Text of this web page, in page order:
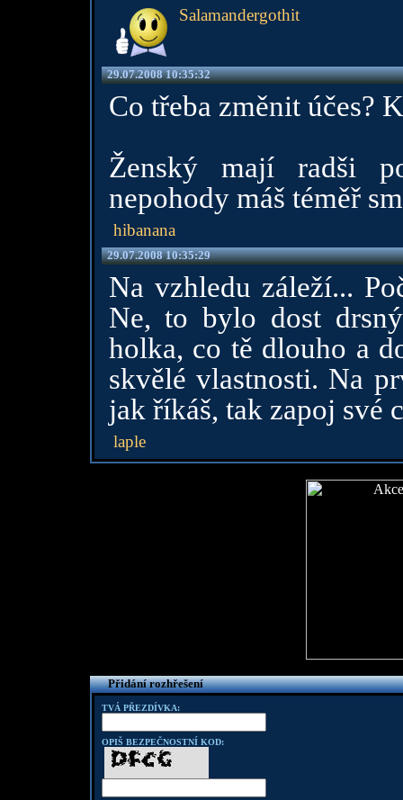
Salamandergothit
29.07.2008 10:35:32
Co třeba změnit účes?
Ženský mají radši
nepohody máš téměř
hibanana
29.07.2008 10:35:29
Na vzhledu záleží...
Ne, to bylo dost
holka, co tě dlouho a
skvělé vlastnosti. Na
jak říkáš, tak zapoj své
laple
Přidání rozhřešení
TVÁ PŘEZDÍVKA:
OPIŠ BEZPEČNOSTNÍ KOD: